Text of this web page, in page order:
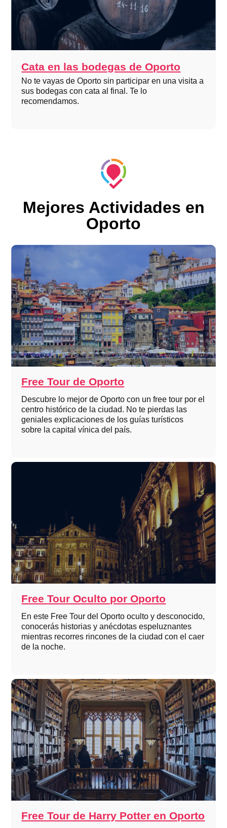
Cata en las bodegas de Oporto
No te vayas de Oporto sin participar en una visita a
sus bodegas con cata al final. Te lo
recomendamos.
Mejores Actividades en
Oporto
Free Tour de Oporto
Descubre lo mejor de Oporto con un free tour por el
centro histórico de la ciudad. No te pierdas las
geniales explicaciones de los guías turísticos
sobre la capital vínica del país.
Free Tour Oculto por Oporto
En este Free Tour del Oporto oculto y desconocido,
conocerás historias y anécdotas espeluznantes
mientras recorres rincones de la ciudad con el caer
de la noche.
Free Tour de Harry Potter en Oporto